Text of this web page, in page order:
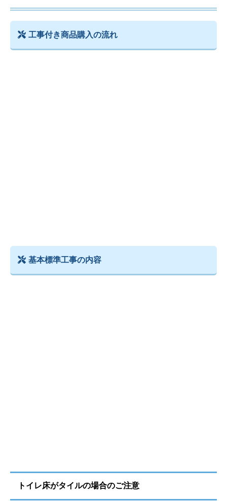
工事付き商品購入の流れ
基本標準工事の内容
トイレ床がタイルの場合のご注意